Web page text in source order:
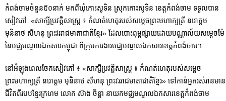
កំពង់ចាមចំនួន៥០នាក់ មកពីឃុំកោះសូទិន ស្រុកកោះសូទិន ខេត្តកំពង់ចាម ទទួលបាន
សៀវភៅ «សាក្សីប្រវត្តិសាស្ត្រ ៖ កំណត់​ហេតុ​របស់សម្តេចព្រះមហាក្សត្រី នរោត្តម
មុនិនាថ សីហនុ ព្រះវររាជមាតាជាតិខ្មែរ» ដែលបោះពុម្ពផ្សាយដោយបណ្ណាល័យសម្ដេចម៉ែ
នៃមជ្ឈមណ្ឌលឯកសារកម្ពុជា ពីក្រុមការងារមជ្ឈមណ្ឌលឯកសារខេត្តកំពង់ចាម។
នៅអំឡុងពេលចែកសៀវភៅ ៖ «សាក្សីប្រវត្តិសាស្ត្រ ៖ កំណត់​ហេតុ​របស់សម្តេច
ព្រះមហាក្សត្រី នរោត្តម មុនិនាថ សីហនុ ព្រះវររាជមាតាជាតិខ្មែរ» ទៅកាន់អ្នករស់រានមាន
ជីវិតពីរបបខ្មែរក្រហម លោក ស៊ាង ចិន្ដា នាយកមជ្ឈមណ្ឌលឯកសារខេត្តកំពង់ចាម